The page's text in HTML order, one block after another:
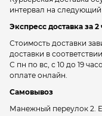
интервал на следующий
Экспресс доставка за 2
Стоимость доставки
доставки в
С пн по вс, с 10 до 19
оплате онлайн.
Самовывоз
Манежный переулок 2.